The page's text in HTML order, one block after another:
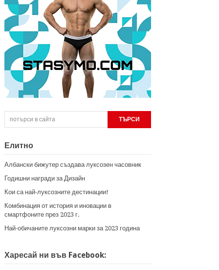
Елитно
Албански бижутер създава луксозен часовник
Годишни награди за Дизайн
Кои са най-луксозните дестинации!
Комбинация от история и иновации в
смартфоните през 2023 г.
Най-обичаните луксозни марки за 2023 година
Харесай ни във Facebook: